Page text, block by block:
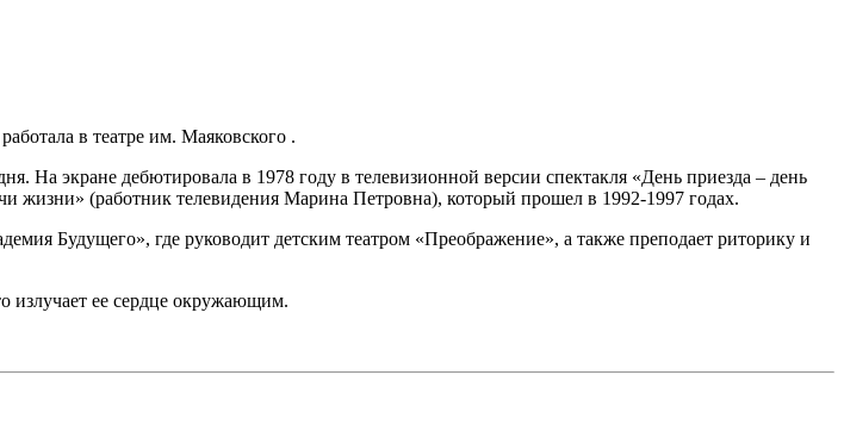
в театре им. Маяковского .
На экране дебютировала в 1978 году в телевизионной версии спектакля «День приезда – день
жизни» (работник телевидения Марина Петровна), который прошел в 1992-1997 годах.
Будущего», где руководит детским театром «Преображение», а также преподает риторику и
излучает ее сердце окружающим.